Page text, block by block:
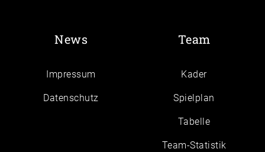
News
Impressum
Daten­schutz
Team
Kader
Spielplan
Tabelle
Team-Statistik